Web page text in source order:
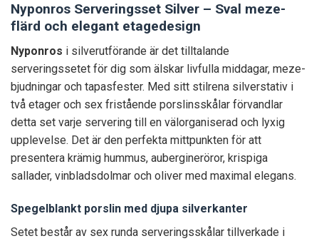
Nyponros Serveringsset Silver – Sval meze-
flärd och elegant etagedesign
Nyponros i silverutförande är det tilltalande
serveringssetet för dig som älskar livfulla middagar, meze-
bjudningar och tapasfester. Med sitt stilrena silverstativ i
två etager och sex fristående porslinsskålar förvandlar
detta set varje servering till en välorganiserad och lyxig
upplevelse. Det är den perfekta mittpunkten för att
presentera krämig hummus, aubergineröror, krispiga
sallader, vinbladsdolmar och oliver med maximal elegans.
Spegelblankt porslin med djupa silverkanter
Setet består av sex runda serveringsskålar tillverkade i